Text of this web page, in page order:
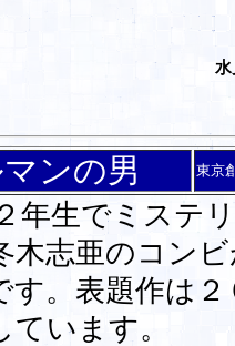
水
ンの男 東京
生でミステ
木志亜のコン
す。表題作は
います。